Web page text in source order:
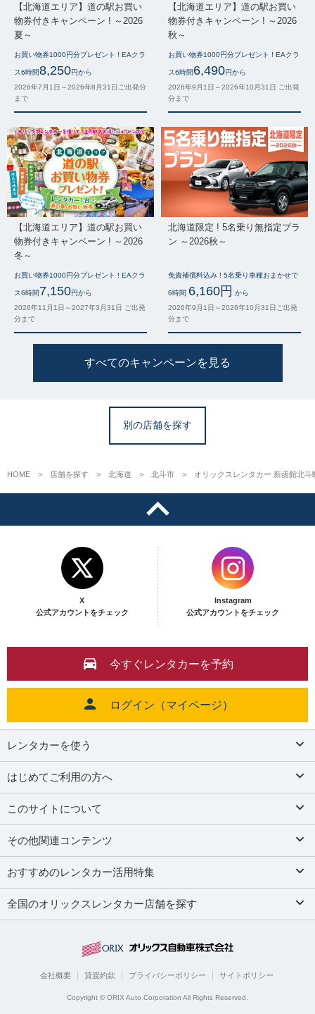
【北海道エリア】道の駅お買い
物券付きキャンペーン ! ～2026
夏～
お買い物券1000円分プレゼント ! EAクラ
ス6時間8,250円から
2026年7月1日～2026年8月31日ご出発分
まで
【北海道エリア】道の駅お買い
物券付きキャンペーン ! ～2026
秋～
お買い物券1000円分プレゼント ! EAクラ
ス6時間6,490円から
2026年9月1日～2026年10月31日 ご出発
分まで
【北海道エリア】道の駅お買い
物券付きキャンペーン ! ～2026
冬～
お買い物券1000円分プレゼント ! EAクラ
ス6時間7,150円から
2026年11月1日～2027年3月31日 ご出発
分まで
北海道限定 ! 5名乗り無指定プラ
ン ～2026秋～
免責補償料込み ! 5名乗り車種おまかせで
6時間 6,160円 から
2026年9月1日～2026年10月31日ご出発
分まで
すべてのキャンペーンを見る
別の店舗を探す
HOME 店舗を探す 北海道 北斗市 オリックスレンタカー 新函館北斗
X
公式アカウントをチェック
Instagram
公式アカウントをチェック
今すぐレンタカーを予約
ログイン（マイページ）
レンタカーを使う
はじめてご利用の方へ
このサイトについて
その他関連コンテンツ
おすすめのレンタカー活用特集
全国のオリックスレンタカー店舗を探す
会社概要 貸渡約款 プライバシーポリシー サイトポリシー
Copyright © ORIX Auto Corporation All Rights Reserved.